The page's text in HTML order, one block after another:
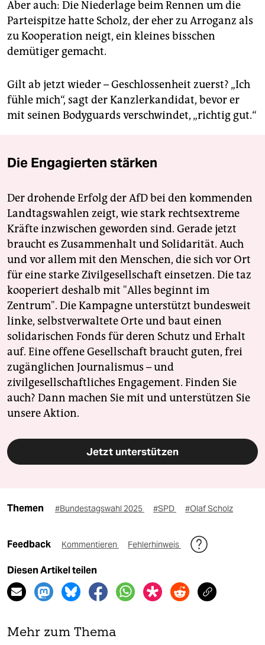
Aber auch: Die Niederlage beim Rennen um die
Parteispitze hatte Scholz, der eher zu Arroganz als
zu Kooperation neigt, ein kleines bisschen
demütiger gemacht.
Gilt ab jetzt wieder – Geschlossenheit zuerst? „Ich
fühle mich“, sagt der Kanzlerkandidat, bevor er
mit seinen Bodyguards verschwindet, „richtig gut.“
Die Engagierten stärken
Der drohende Erfolg der AfD bei den kommenden
Landtagswahlen zeigt, wie stark rechtsextreme
Kräfte inzwischen geworden sind. Gerade jetzt
braucht es Zusammenhalt und Solidarität. Auch
und vor allem mit den Menschen, die sich vor Ort
für eine starke Zivilgesellschaft einsetzen. Die taz
kooperiert deshalb mit "Alles beginnt im
Zentrum". Die Kampagne unterstützt bundesweit
linke, selbstverwaltete Orte und baut einen
solidarischen Fonds für deren Schutz und Erhalt
auf. Eine offene Gesellschaft braucht guten, frei
zugänglichen Journalismus – und
zivilgesellschaftliches Engagement. Finden Sie
auch? Dann machen Sie mit und unterstützen Sie
unsere Aktion.
Jetzt unterstützen
Themen #Bundestagswahl 2025 #SPD #Olaf Scholz
Feedback Kommentieren Fehlerhinweis
Diesen Artikel teilen
Mehr zum Thema